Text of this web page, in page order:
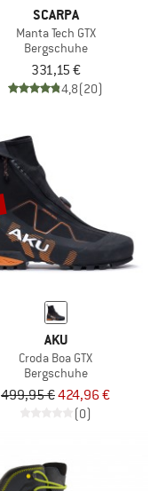
SCARPA
Manta Tech GTX
Bergschuhe
331,15 €
4,8(20)
AKU
Croda Boa GTX
Bergschuhe
499,95 €424,96 €
(0)